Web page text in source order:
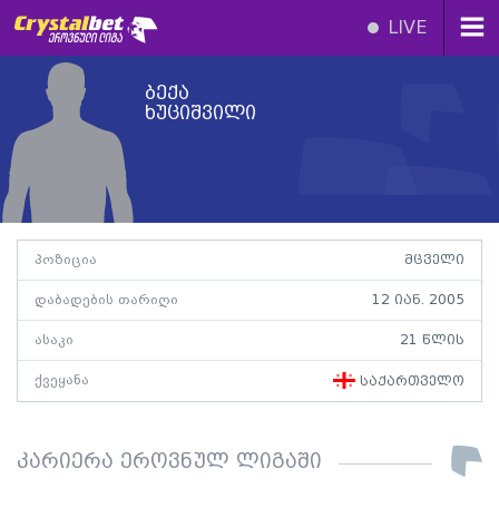
LIVE
ბექა
ხუციშვილი
პოზიცია მცველი
დაბადების თარიღი 12 იან. 2005
ასაკი 21 წლის
ქვეყანა საქართველო
კარიერა ეროვნულ ლიგაში